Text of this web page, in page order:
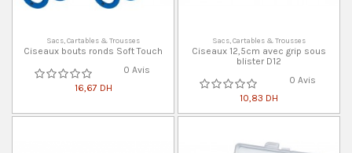
Sacs, Cartables & Trousses
Ciseaux bouts ronds Soft Touch
0 Avis
16,67 DH
Sacs, Cartables & Trousses
Ciseaux 12,5cm avec grip sous
blister D12
0 Avis
10,83 DH